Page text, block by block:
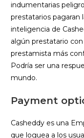
indumentarias
prestatarios pagaran
inteligencia de
algún prestatario
prestamista más
Podría ser una
mundo.
Payment
Casheddy es una
que loguea a los